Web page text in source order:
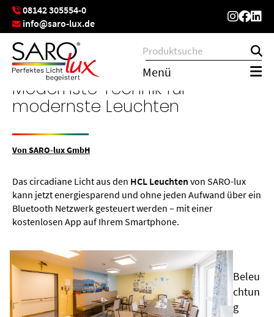
08142 305554-0
info@saro-lux.de
Menü
Modernste Technik für
modernste Leuchten
Von SARO-lux GmbH
Das circadiane Licht aus den HCL Leuchten von SARO-lux
kann jetzt energiesparend und ohne jeden Aufwand über ein
Bluetooth Netzwerk gesteuert werden – mit einer
kostenlosen App auf Ihrem Smartphone.
Beleu
chtun
g